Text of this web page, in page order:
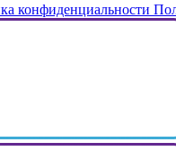
конфиденциальности